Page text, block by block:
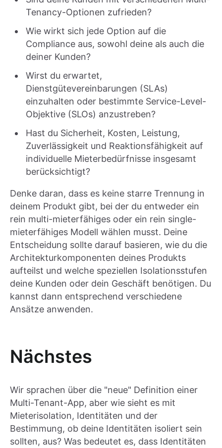
Tenancy-Optionen zufrieden?
Wie wirkt sich jede Option auf die
Compliance aus, sowohl deine als auch die
deiner Kunden?
Wirst du erwartet,
Dienstgütevereinbarungen (SLAs)
einzuhalten oder bestimmte Service-Level-
Objektive (SLOs) anzustreben?
Hast du Sicherheit, Kosten, Leistung,
Zuverlässigkeit und Reaktionsfähigkeit auf
individuelle Mieterbedürfnisse insgesamt
berücksichtigt?
Denke daran, dass es keine starre Trennung in
deinem Produkt gibt, bei der du entweder ein
rein multi-mieterfähiges oder ein rein single-
mieterfähiges Modell wählen musst. Deine
Entscheidung sollte darauf basieren, wie du die
Architekturkomponenten deines Produkts
aufteilst und welche speziellen Isolationsstufen
deine Kunden oder dein Geschäft benötigen. Du
kannst dann entsprechend verschiedene
Ansätze anwenden.
Nächstes
Wir sprachen über die "neue" Definition einer
Multi-Tenant-App, aber wie sieht es mit
Mieterisolation, Identitäten und der
Bestimmung, ob deine Identitäten isoliert sein
sollten, aus? Was bedeutet es, dass Identitäten